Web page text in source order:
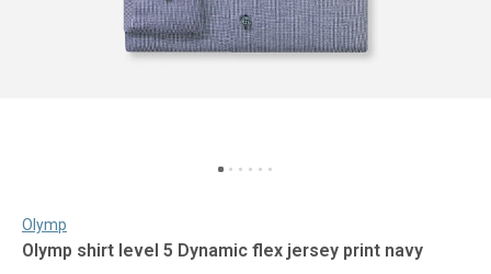
Olymp
Olymp shirt level 5 Dynamic flex jersey print navy